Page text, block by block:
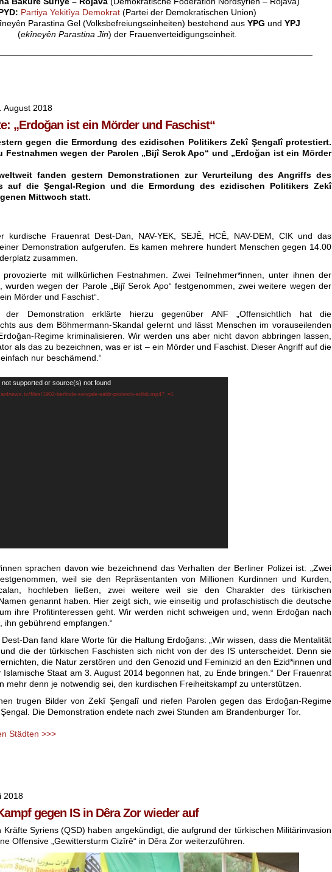
Partiya Yekitîya Demokrat (Partei der Demokratischen Union)
Parastina Gel (Volksbefreiungseinheiten) bestehend aus YPG und YPJ
(ekîneyên Parastina Jin) der Frauenverteidigungseinheit.
August 2018
„Erdoğan ist ein Mörder und Faschist“
gegen die Ermordung des ezidischen Politikers Zekî Şengalî protestiert.
Festnahmen wegen der Parolen „Bijî Serok Apo“ und „Erdoğan ist ein Mörder
fanden gestern Demonstrationen zur Verurteilung des Angriffs des
auf die Şengal-Region und die Ermordung des ezidischen Politikers Zekî
Mittwoch statt.
kurdische Frauenrat Dest-Dan, NAV-YEK, SEJÊ, HCÊ, NAV-DEM, CIK und das
Demonstration aufgerufen. Es kamen mehrere hundert Menschen gegen 14.00
zusammen.
mit willkürlichen Festnahmen. Zwei Teilnehmer*innen, unter ihnen der
wurden wegen der Parole „Bijî Serok Apo“ festgenommen, zwei weitere wegen der
Mörder und Faschist“.
der Demonstration erklärte hierzu gegenüber ANF „Offensichtlich hat die
aus dem Böhmermann-Skandal gelernt und lässt Menschen im vorauseilenden
Regime kriminalisieren. Wir werden uns aber nicht davon abbringen lassen,
als das zu bezeichnen, was er ist – ein Mörder und Faschist. Dieser Angriff auf die
nur beschämend.“
supported or source(s) not found
files/1902-berlinde-sengale-saldr-protesto-edildi.mp4?_=1
sprachen davon wie bezeichnend das Verhalten der Berliner Polizei ist: „Zwei
weil sie den Repräsentanten von Millionen Kurdinnen und Kurden,
hochleben ließen, zwei weitere weil sie den Charakter des türkischen
genannt haben. Hier zeigt sich, wie einseitig und profaschistisch die deutsche
ihre Profitinteressen geht. Wir werden nicht schweigen und, wenn Erdoğan nach
ihn gebührend empfangen.“
Dan fand klare Worte für die Haltung Erdoğans: „Wir wissen, dass die Mentalität
die der türkischen Faschisten sich nicht von der des IS unterscheidet. Denn sie
die Natur zerstören und den Genozid und Feminizid an den Ezid*innen und
Islamische Staat am 3. August 2014 begonnen hat, zu Ende bringen.“ Der Frauenrat
mehr denn je notwendig sei, den kurdischen Freiheitskampf zu unterstützen.
trugen Bilder von Zekî Şengalî und riefen Parolen gegen das Erdoğan-Regime
Die Demonstration endete nach zwei Stunden am Brandenburger Tor.
Städten >>>
2018
gegen IS in Dêra Zor wieder auf
Kräfte Syriens (QSD) haben angekündigt, die aufgrund der türkischen Militärinvasion
Offensive „Gewittersturm Cizîrê“ in Dêra Zor weiterzuführen.